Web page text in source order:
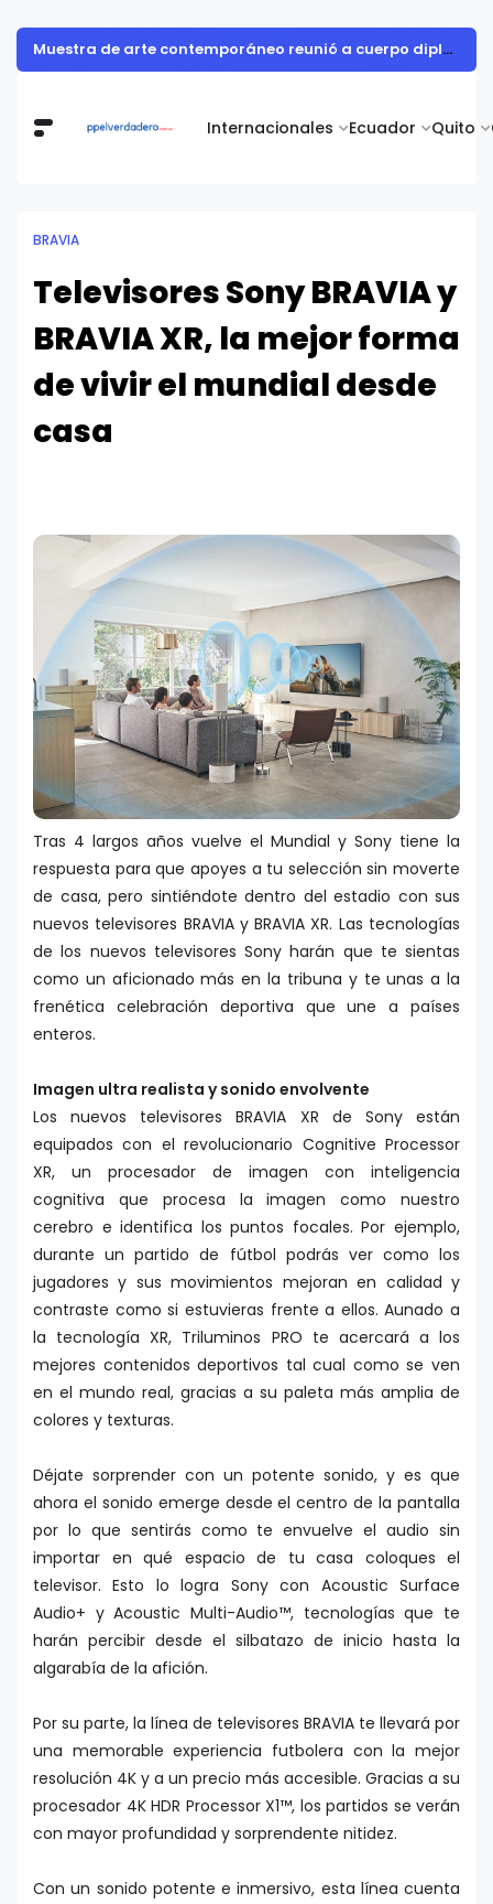
Internacionales Ecuador Quito
Roche Ecuador presenta su primer Informe de Sostenibilidad y evidencia cómo la innovación en salud impulsa el desarrollo del país
BRAVIA
Televisores Sony BRAVIA y
BRAVIA XR, la mejor forma
de vivir el mundial desde
casa
Tras 4 largos años vuelve el Mundial y Sony tiene la
respuesta para que apoyes a tu selección sin moverte
de casa, pero sintiéndote dentro del estadio con sus
nuevos televisores BRAVIA y BRAVIA XR. Las tecnologías
de los nuevos televisores Sony harán que te sientas
como un aficionado más en la tribuna y te unas a la
frenética celebración deportiva que une a países
enteros.
Imagen ultra realista y sonido envolvente
Los nuevos televisores BRAVIA XR de Sony están
equipados con el revolucionario Cognitive Processor
XR, un procesador de imagen con inteligencia
cognitiva que procesa la imagen como nuestro
cerebro e identifica los puntos focales. Por ejemplo,
durante un partido de fútbol podrás ver como los
jugadores y sus movimientos mejoran en calidad y
contraste como si estuvieras frente a ellos. Aunado a
la tecnología XR, Triluminos PRO te acercará a los
mejores contenidos deportivos tal cual como se ven
en el mundo real, gracias a su paleta más amplia de
colores y texturas.
Déjate sorprender con un potente sonido, y es que
ahora el sonido emerge desde el centro de la pantalla
por lo que sentirás como te envuelve el audio sin
importar en qué espacio de tu casa coloques el
televisor. Esto lo logra Sony con Acoustic Surface
Audio+ y Acoustic Multi-Audio™, tecnologías que te
harán percibir desde el silbatazo de inicio hasta la
algarabía de la afición.
Por su parte, la línea de televisores BRAVIA te llevará por
una memorable experiencia futbolera con la mejor
resolución 4K y a un precio más accesible. Gracias a su
procesador 4K HDR Processor X1™, los partidos se verán
con mayor profundidad y sorprendente nitidez.
Con un sonido potente e inmersivo, esta línea cuenta